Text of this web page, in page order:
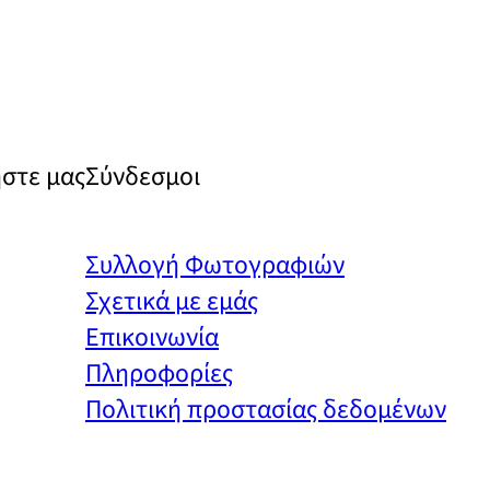
μαςΣύνδεσμοι
Συλλογή Φωτογραφιών
Σχετικά με εμάς
Επικοινωνία
Πληροφορίες
Πολιτική προστασίας δεδομένων